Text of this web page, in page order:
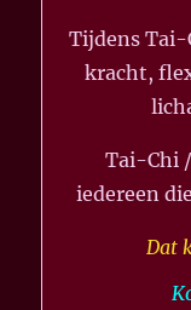
Tijdens Tai-
kracht,
Tai-Chi
iedereen
Dat